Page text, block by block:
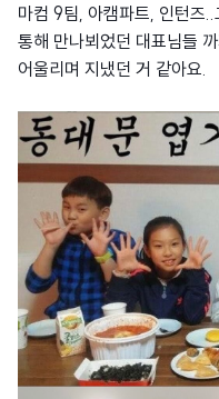
마컴 9팀, 아캠파트, 인턴즈
통해 만나뵈었던 대표님들
어울리며 지냈던 거 같아요.